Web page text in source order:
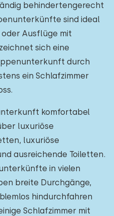
behindertengerecht
sind ideal
Ausflüge mit
sich eine
durch
ein Schlafzimmer
komfortabel
luxuriöse
luxuriöse
ausreichende Toiletten.
in vielen
breite Durchgänge,
hindurchfahren
Schlafzimmer mit